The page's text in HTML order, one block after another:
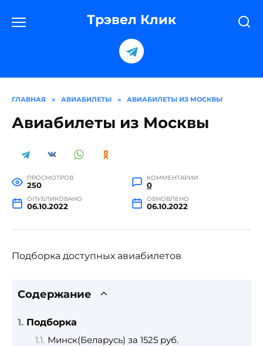
содержанию
Трэвел Клик
ГЛАВНАЯ » АВИАБИЛЕТЫ » АВИАБИЛЕТЫ ИЗ МОСКВЫ
Авиабилеты из Москвы
ПРОСМОТРОВ
250
КОММЕНТАРИИ
0
ОПУБЛИКОВАНО
06.10.2022
ОБНОВЛЕНО
06.10.2022
Подборка доступных авиабилетов
Содержание
Подборка
Минск(Беларусь) за 1525 руб.